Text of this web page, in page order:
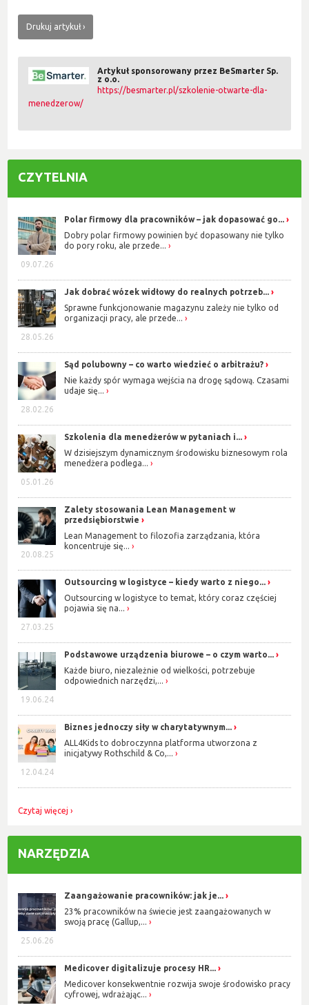
Drukuj artykuł
Artykuł sponsorowany przez BeSmarter Sp.
z o.o.
https://besmarter.pl/szkolenie-otwarte-dla-
menedzerow/
CZYTELNIA
09.07.26
Polar firmowy dla pracowników – jak dopasować go...
Dobry polar firmowy powinien być dopasowany nie tylko
do pory roku, ale przede...
28.05.26
Jak dobrać wózek widłowy do realnych potrzeb...
Sprawne funkcjonowanie magazynu zależy nie tylko od
organizacji pracy, ale przede...
28.02.26
Sąd polubowny – co warto wiedzieć o arbitrażu?
Nie każdy spór wymaga wejścia na drogę sądową. Czasami
udaje się...
05.01.26
Szkolenia dla menedżerów w pytaniach i...
W dzisiejszym dynamicznym środowisku biznesowym rola
menedżera podlega...
20.08.25
Zalety stosowania Lean Management w
przedsiębiorstwie
Lean Management to filozofia zarządzania, która
koncentruje się...
27.03.25
Outsourcing w logistyce – kiedy warto z niego...
Outsourcing w logistyce to temat, który coraz częściej
pojawia się na...
19.06.24
Podstawowe urządzenia biurowe – o czym warto...
Każde biuro, niezależnie od wielkości, potrzebuje
odpowiednich narzędzi,...
12.04.24
Biznes jednoczy siły w charytatywnym...
ALL4Kids to dobroczynna platforma utworzona z
inicjatywy Rothschild & Co,...
Czytaj więcej
NARZĘDZIA
25.06.26
Zaangażowanie pracowników: jak je...
23% pracowników na świecie jest zaangażowanych w
swoją pracę (Gallup,...
Medicover digitalizuje procesy HR...
Medicover konsekwentnie rozwija swoje środowisko pracy
cyfrowej, wdrażając...